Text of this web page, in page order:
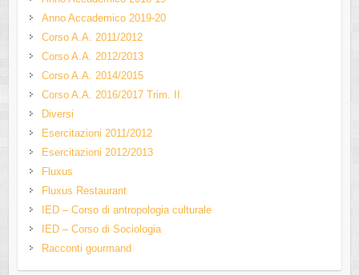
Anno Accademico 2019-20
Corso A.A. 2011/2012
Corso A.A. 2012/2013
Corso A.A. 2014/2015
Corso A.A. 2016/2017 Trim. II
Diversi
Esercitazioni 2011/2012
Esercitazioni 2012/2013
Fluxus
Fluxus Restaurant
IED – Corso di antropologia culturale
IED – Corso di Sociologia
Racconti gourmand